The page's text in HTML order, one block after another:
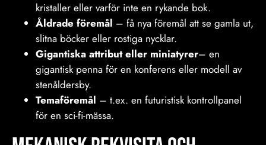
kristaller eller varför inte en rykande bok.
Åldrade föremål – få nya föremål att se gamla ut,
slitna böcker eller rostiga nycklar.
Gigantiska attribut eller miniatyrer– en
gigantisk penna för en konferens eller modell av
stenåldersby.
Temaföremål – t.ex. en futuristisk kontrollpanel
för en sci-fi-mässa.